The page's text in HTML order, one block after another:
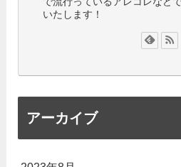
いたします！
アーカイブ